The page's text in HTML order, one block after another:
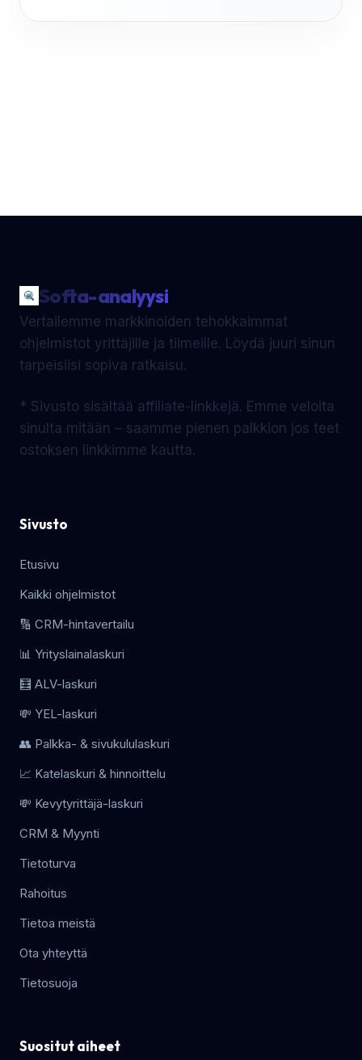
Softa-analyysi
Vertailemme markkinoiden tehokkaimmat
ohjelmistot yrittäjille ja tiimeille. Löydä juuri sinun
tarpeisiisi sopiva ratkaisu.
* Sivusto sisältää affiliate-linkkejä. Emme veloita
sinulta mitään – saamme pienen palkkion jos teet
ostoksen linkkimme kautta.
Sivusto
Etusivu
Kaikki ohjelmistot
🔢 CRM-hintavertailu
📊 Yrityslainalaskuri
🧮 ALV-laskuri
💸 YEL-laskuri
👥 Palkka- & sivukululaskuri
📈 Katelaskuri & hinnoittelu
💸 Kevytyrittäjä-laskuri
CRM & Myynti
Tietoturva
Rahoitus
Tietoa meistä
Ota yhteyttä
Tietosuoja
Suositut aiheet